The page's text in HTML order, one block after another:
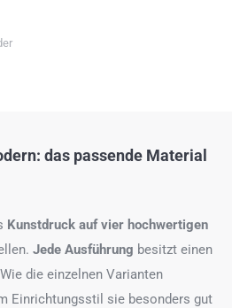
das passende Material
Kunstdruck auf vier hochwertigen
Jede Ausführung besitzt einen
Wie die einzelnen Varianten
Einrichtungsstil sie besonders gut